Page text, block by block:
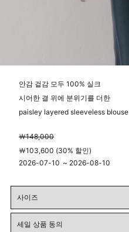
안감 겉감 모두 100% 실크
시어한 결 위에 분위기를 더한
paisley layered sleeveless blouse
￦148,000
￦103,600 (30% 할인)
2026-07-10 ~ 2026-08-10